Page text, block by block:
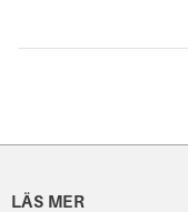
LÄS MER